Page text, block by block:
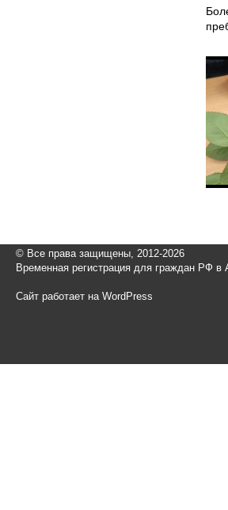
© Все права защищены, 2012-2026
Временная регистрация для граждан РФ в
Сайт работает на WordPress